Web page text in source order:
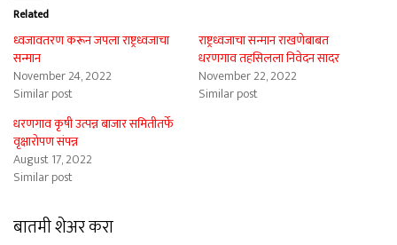
Related
ध्वजावतरण करून जपला राष्ट्रध्वजाचा
सन्मान
November 24, 2022
Similar post
राष्ट्रध्वजाचा सन्मान राखणेबाबत
धरणगाव तहसिलला निवेदन सादर
November 22, 2022
Similar post
धरणगाव कृषी उत्पन्न बाजार समितीतर्फे
वृक्षारोपण संपन्न
August 17, 2022
Similar post
बातमी शेअर करा